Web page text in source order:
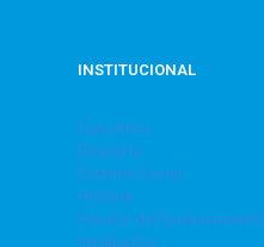
INSTITUCIONAL
Conselhos
Diretoria
Estatuto Social
História
Horário de Funcionamento
Instalações